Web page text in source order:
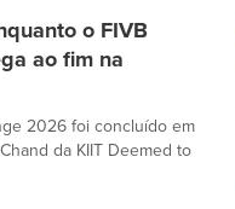
o FIVB
ao fim na
2026 foi concluído em
da KIIT Deemed to